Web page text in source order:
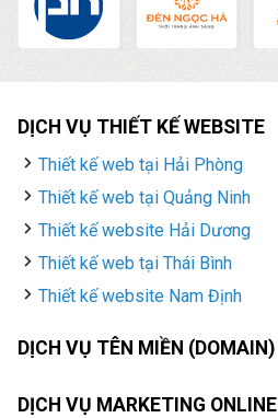
DỊCH VỤ THIẾT KẾ WEBSITE
Thiết kế web tại Hải Phòng
Thiết kế web tại Quảng Ninh
Thiết kế website Hải Dương
Thiết kế web tại Thái Bình
Thiết kế website Nam Định
DỊCH VỤ TÊN MIỀN (DOMAIN)
DỊCH VỤ MARKETING ONLINE